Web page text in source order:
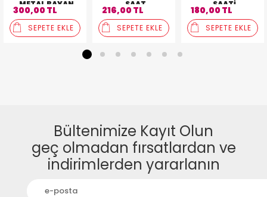
METAL BAYAN
3'LÜ KOMBIN
SAAT
300,00 TL
SEPETE EKLE
SAAT
216,00 TL
SEPETE EKLE
SAATI
180,00 TL
SEPETE EKLE
1 2 3 4 5 6 7
Bültenimize Kayıt Olun
geç olmadan fırsatlardan ve
indirimlerden yararlanın